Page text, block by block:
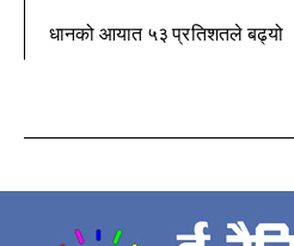
धानको आयात ५३ प्रतिशतले बढ्यो